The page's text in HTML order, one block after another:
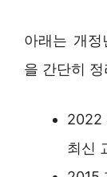
아래는 개
을 간단히
2022
최신